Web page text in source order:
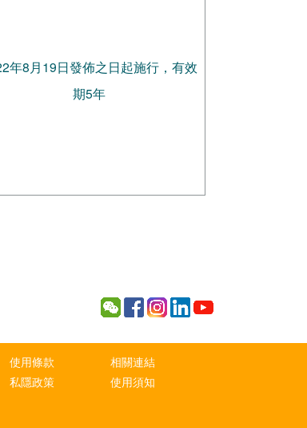
年8月19日發佈之日起施行，有效
期5年
使用條款
相關連結
私隱政策
使用須知